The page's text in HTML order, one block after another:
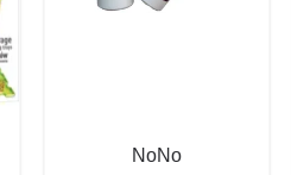
NoNo